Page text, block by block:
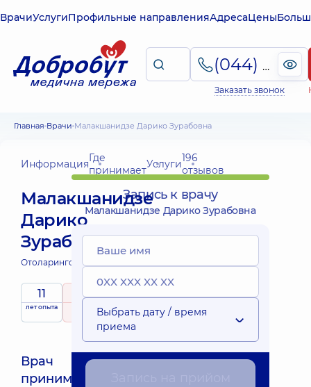
ВрачиУслугиПрофильные направленияАдресаЦены
(044) 495-2-888
Заказать звонок
Главная Врачи Малакшанидзе Дарико Зурабовна
ИнформацияГде
принимаетУслуги196
отзывов
Малакшанидзе
Дарико
Зурабовна
Отоларинголог;
11
лет опыта
5 / 5
рейтингна основе
196 отзывов
Врач
принимает
Запись к врачу
Малакшанидзе Дарико Зурабовна
Выбрать дату / время
приема